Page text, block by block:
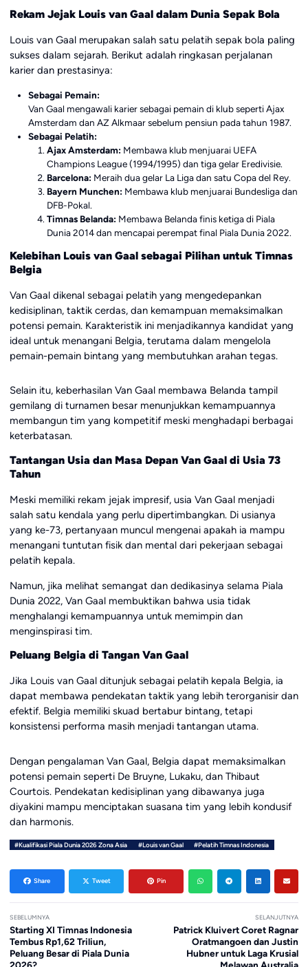
Rekam Jejak Louis van Gaal dalam Dunia Sepak Bola
Louis van Gaal merupakan salah satu pelatih sepak bola paling
sukses dalam sejarah. Berikut adalah ringkasan perjalanan
karier dan prestasinya:
Sebagai Pemain:
Van Gaal mengawali karier sebagai pemain di klub seperti Ajax
Amsterdam dan AZ Alkmaar sebelum pensiun pada tahun 1987.
Sebagai Pelatih:
Ajax Amsterdam: Membawa klub menjuarai UEFA
Champions League (1994/1995) dan tiga gelar Eredivisie.
Barcelona: Meraih dua gelar La Liga dan satu Copa del Rey.
Bayern Munchen: Membawa klub menjuarai Bundesliga dan
DFB-Pokal.
Timnas Belanda: Membawa Belanda finis ketiga di Piala
Dunia 2014 dan mencapai perempat final Piala Dunia 2022.
Kelebihan Louis van Gaal sebagai Pilihan untuk Timnas
Belgia
Van Gaal dikenal sebagai pelatih yang mengedepankan
kedisiplinan, taktik cerdas, dan kemampuan memaksimalkan
potensi pemain. Karakteristik ini menjadikannya kandidat yang
ideal untuk menangani Belgia, terutama dalam mengelola
pemain-pemain bintang yang membutuhkan arahan tegas.
Selain itu, keberhasilan Van Gaal membawa Belanda tampil
gemilang di turnamen besar menunjukkan kemampuannya
membangun tim yang kompetitif meski menghadapi berbagai
keterbatasan.
Tantangan Usia dan Masa Depan Van Gaal di Usia 73
Tahun
Meski memiliki rekam jejak impresif, usia Van Gaal menjadi
salah satu kendala yang perlu dipertimbangkan. Di usianya
yang ke-73, pertanyaan muncul mengenai apakah ia mampu
menangani tuntutan fisik dan mental dari pekerjaan sebagai
pelatih kepala.
Namun, jika melihat semangat dan dedikasinya selama Piala
Dunia 2022, Van Gaal membuktikan bahwa usia tidak
menghalangi kemampuannya untuk memimpin dan
menginspirasi tim.
Peluang Belgia di Tangan Van Gaal
Jika Louis van Gaal ditunjuk sebagai pelatih kepala Belgia, ia
dapat membawa pendekatan taktik yang lebih terorganisir dan
efektif. Belgia memiliki skuad bertabur bintang, tetapi
konsistensi performa masih menjadi tantangan utama.
Dengan pengalaman Van Gaal, Belgia dapat memaksimalkan
potensi pemain seperti De Bruyne, Lukaku, dan Thibaut
Courtois. Pendekatan kedisiplinan yang dibawanya juga
diyakini mampu menciptakan suasana tim yang lebih kondusif
dan harmonis.
#Kualifikasi Piala Dunia 2026 Zona Asia #Louis van Gaal #Pelatih Timnas Indonesia
Share Tweet Pin
SEBELUMNYA
Starting XI Timnas Indonesia
Tembus Rp1,62 Triliun,
Peluang Besar di Piala Dunia
SELANJUTNYA
Patrick Kluivert Coret Ragnar
Oratmangoen dan Justin
Hubner untuk Laga Krusial